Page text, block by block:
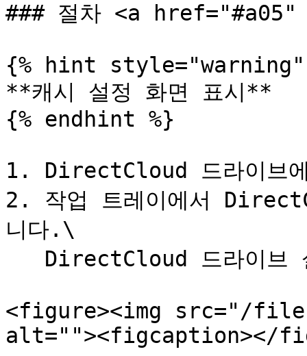
### 절차 <a
{% hint style="warning"
**캐시 설정 화면 표시**
{% endhint %}
1. DirectCloud 드라이브
2. 작업 트레이에서
니다.\
<figure><img src="/
alt=""><figcaption></